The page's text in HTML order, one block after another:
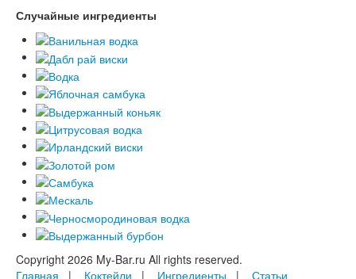
Случайные ингредиенты
Copyright 2026 My-Bar.ru All rights reserved.
Главная | Коктейли | Ингредиенты | Статьи